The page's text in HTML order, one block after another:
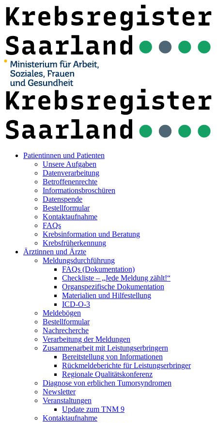
Patientinnen und Patienten
Unsere Aufgaben
Datenverarbeitung
Betroffenenrechte
Informationsbroschüren
Datenspende
Bestellformular
Kontaktaufnahme
FAQs
Krebsinformation und Beratung
Krebsfrüherkennung
Ärztinnen und Ärzte
Meldungsdurchführung
FAQs (Dokumentation)
Checkliste – „Jede Meldung zählt!“
Organspezifische Dokumentation
Materialien und Hilfestellung
ICD-O-3
Meldebögen
Bestellformular
Nachrecherche
Verarbeitung der Meldungen
Zusammenarbeit mit Leistungserbringern
Bereitstellung von Informationen
Rückmeldeberichte für Leistungserbringer
Regionale Qualitätskonferenz
Diagnose von erblichen Tumorsyndromen
Newsletter
Veranstaltungen
Update zum TNM 9
Kontaktaufnahme